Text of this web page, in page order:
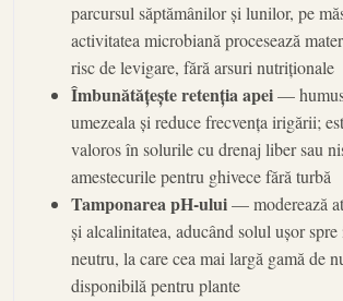
parcursul săptămânilor și lunilor, pe
activitatea microbiană procesează
risc de levigare, fără arsuri nutriționale
Îmbunătățește retenția apei—
umezeala și reduce frecvența irigării;
valoros în solurile cu drenaj liber sau
amestecurile pentru ghivece fără turbă
Tamponarea pH-ului— moderează
și alcalinitatea, aducând solul ușor
neutru, la care cea mai largă gamă de
disponibilă pentru plante